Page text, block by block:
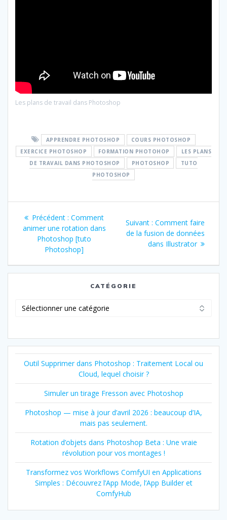
Les plans de travail dans Photoshop
APPRENDRE PHOTOSHOP
COURS PHOTOSHOP
EXERCICE PHOTOSHOP
FORMATION PHOTOHOP
LES PLANS
DE TRAVAIL DANS PHOTOSHOP
PHOTOSHOP
TUTO
PHOTOSHOP
Navigation
de
l’article
Précédent : Article
précédent
:
Comment
animer une rotation dans
Photoshop [tuto
Photoshop]
Suivant : Article
suivant
:
Comment faire
de la fusion de données
dans Illustrator
CATÉGORIE
Outil Supprimer dans Photoshop : Traitement Local ou
Cloud, lequel choisir ?
Simuler un tirage Fresson avec Photoshop
Photoshop — mise à jour d’avril 2026 : beaucoup d’IA,
mais pas seulement.
Rotation d’objets dans Photoshop Beta : Une vraie
révolution pour vos montages !
Transformez vos Workflows ComfyUI en Applications
Simples : Découvrez l’App Mode, l’App Builder et
ComfyHub